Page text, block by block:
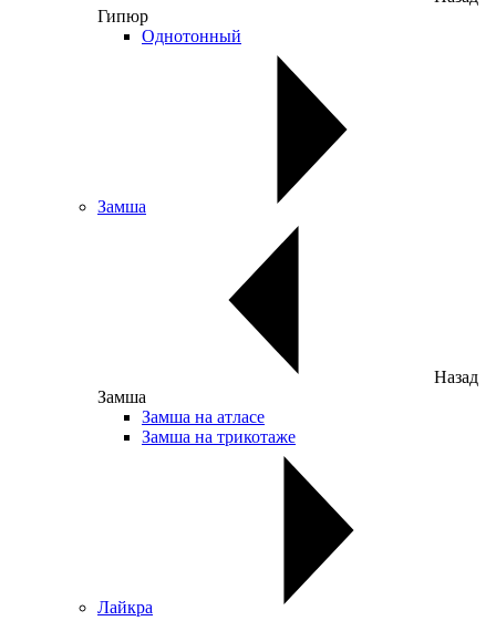
Гипюр
Однотонный
Замша
Назад
Замша
Замша на атласе
Замша на трикотаже
Лайкра